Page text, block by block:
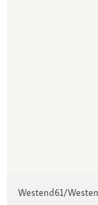
Westend61/